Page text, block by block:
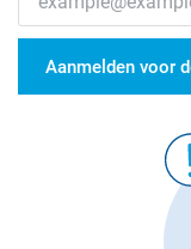
Aanmelden voor